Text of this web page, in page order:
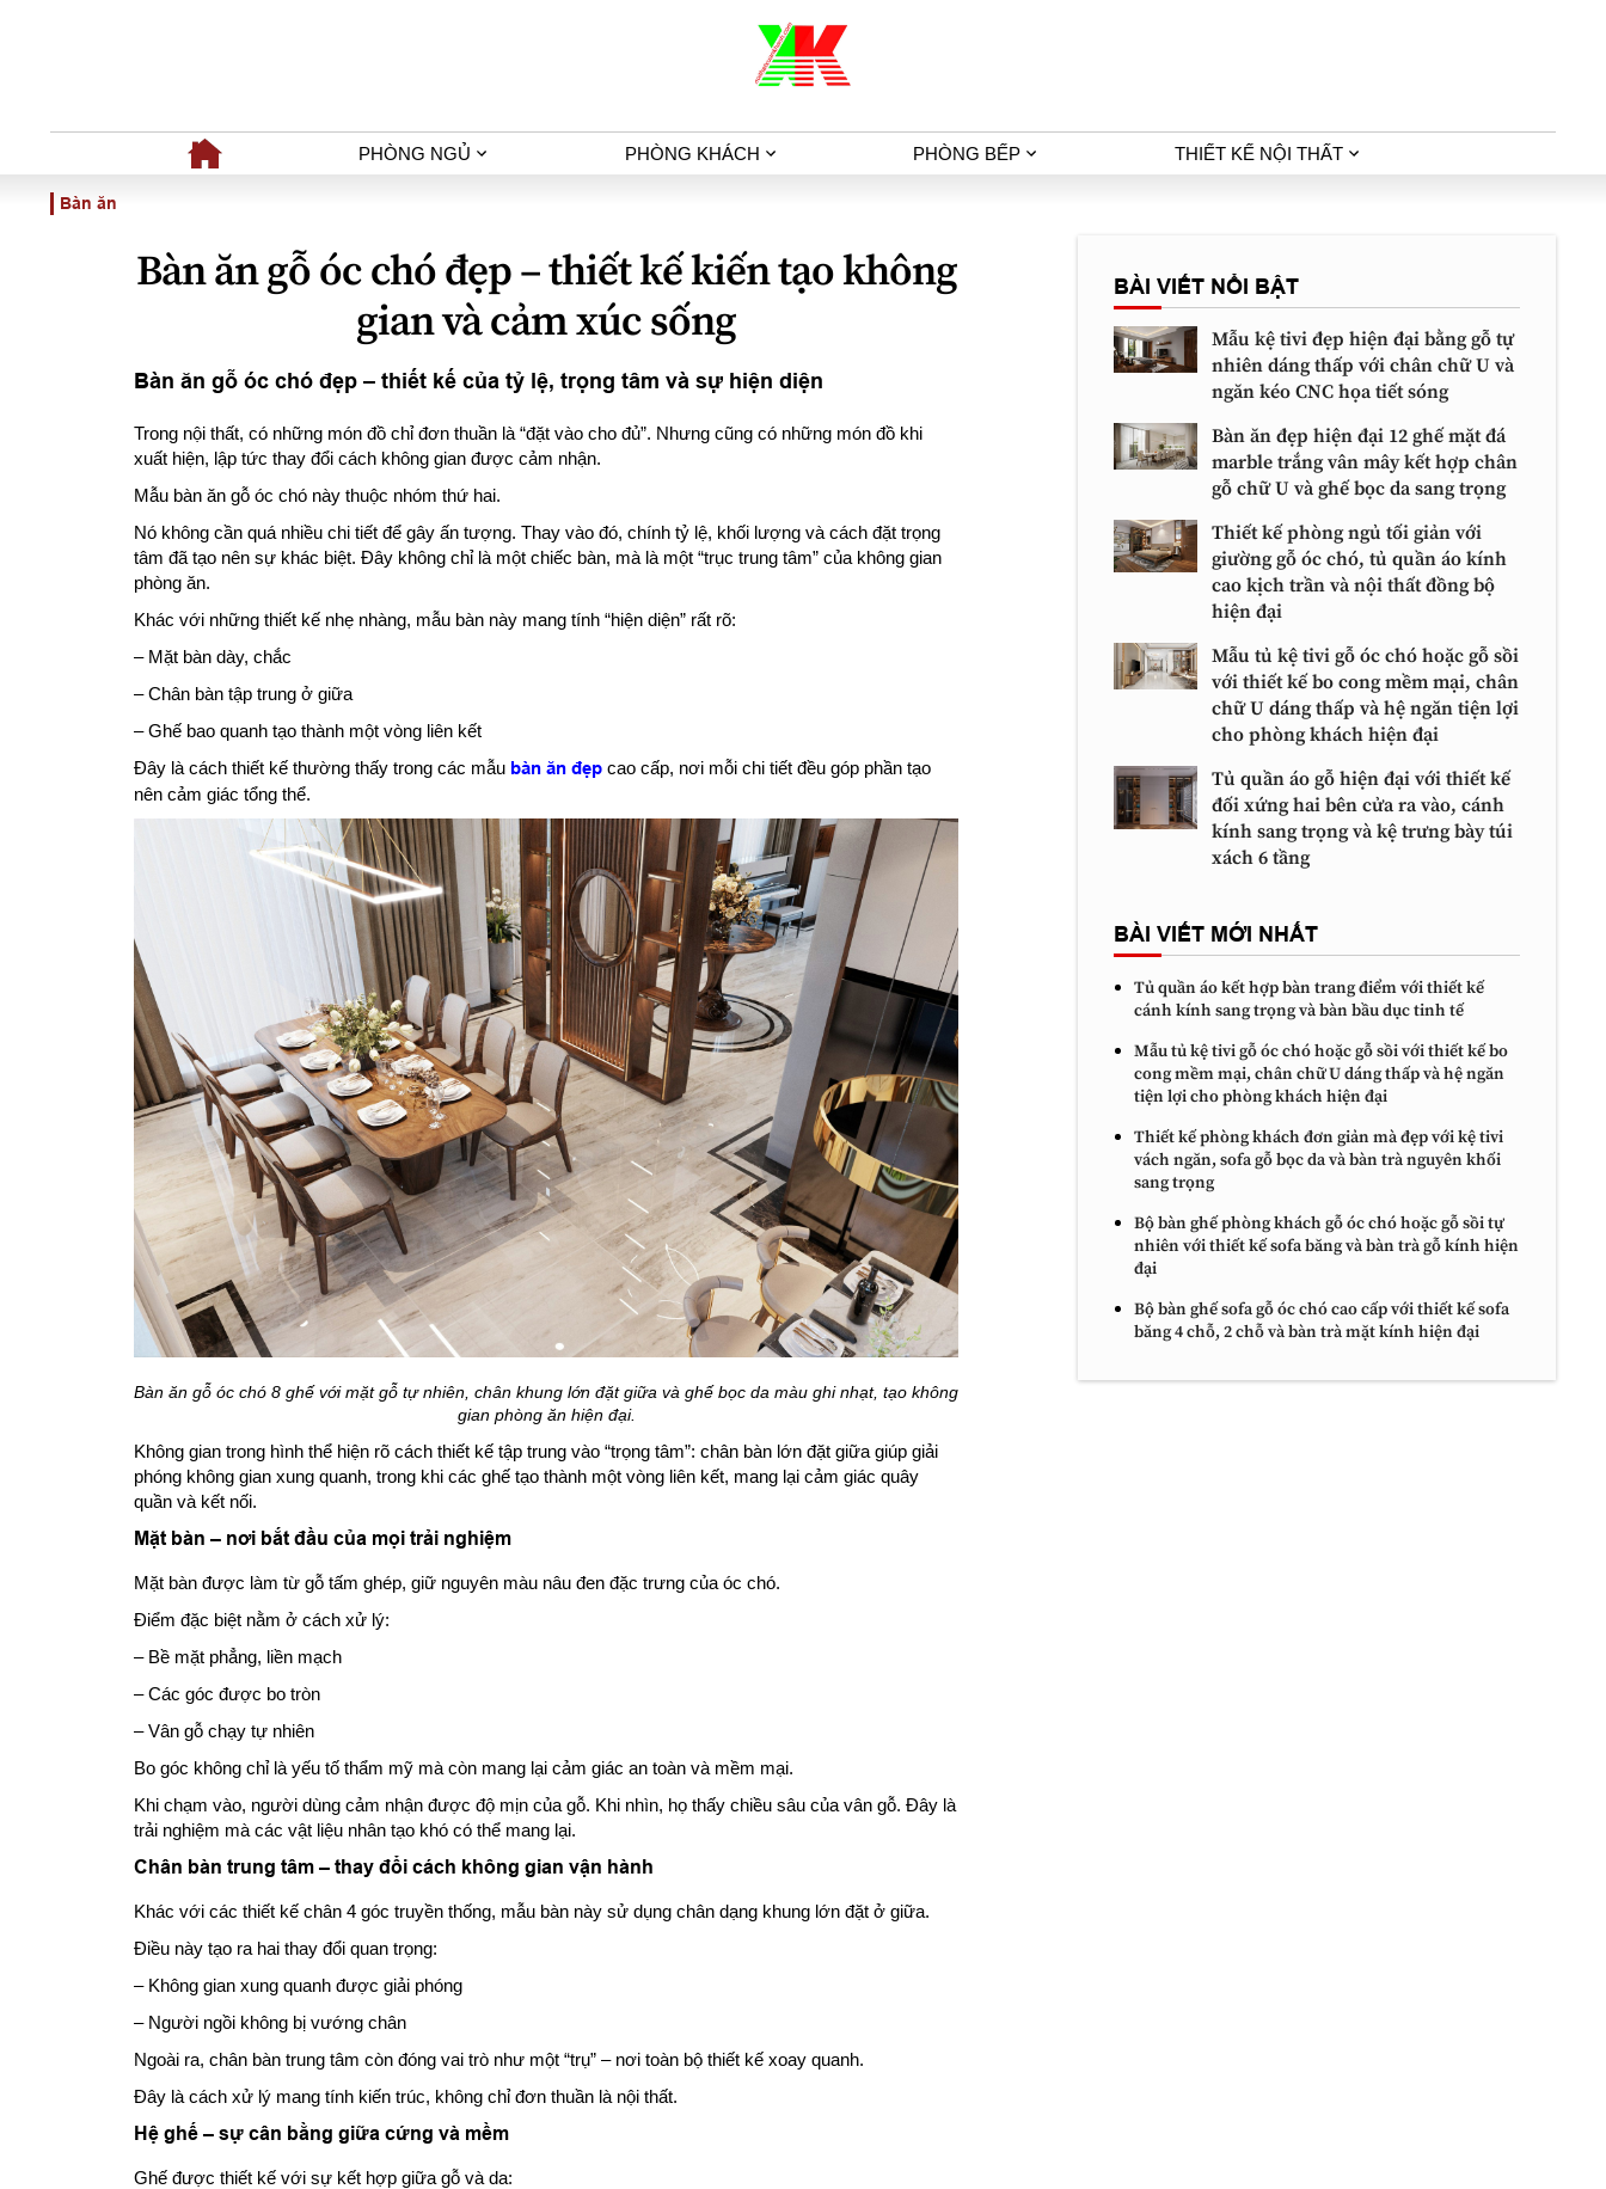
PHÒNG NGỦ PHÒNG KHÁCH PHÒNG BẾP THIẾT KẾ NỘI THẤT
Bàn ăn
Bàn ăn gỗ óc chó đẹp – thiết kế kiến tạo không
gian và cảm xúc sống
Bàn ăn gỗ óc chó đẹp – thiết kế của tỷ lệ, trọng tâm và sự hiện diện
Trong nội thất, có những món đồ chỉ đơn thuần là “đặt vào cho đủ”. Nhưng cũng có những món đồ khi
xuất hiện, lập tức thay đổi cách không gian được cảm nhận.
Mẫu bàn ăn gỗ óc chó này thuộc nhóm thứ hai.
Nó không cần quá nhiều chi tiết để gây ấn tượng. Thay vào đó, chính tỷ lệ, khối lượng và cách đặt trọng
tâm đã tạo nên sự khác biệt. Đây không chỉ là một chiếc bàn, mà là một “trục trung tâm” của không gian
phòng ăn.
Khác với những thiết kế nhẹ nhàng, mẫu bàn này mang tính “hiện diện” rất rõ:
– Mặt bàn dày, chắc
– Chân bàn tập trung ở giữa
– Ghế bao quanh tạo thành một vòng liên kết
Đây là cách thiết kế thường thấy trong các mẫu bàn ăn đẹp cao cấp, nơi mỗi chi tiết đều góp phần tạo
nên cảm giác tổng thể.
Bàn ăn gỗ óc chó 8 ghế với mặt gỗ tự nhiên, chân khung lớn đặt giữa và ghế bọc da màu ghi nhạt, tạo không
gian phòng ăn hiện đại.
Không gian trong hình thể hiện rõ cách thiết kế tập trung vào “trọng tâm”: chân bàn lớn đặt giữa giúp giải
phóng không gian xung quanh, trong khi các ghế tạo thành một vòng liên kết, mang lại cảm giác quây
quần và kết nối.
Mặt bàn – nơi bắt đầu của mọi trải nghiệm
Mặt bàn được làm từ gỗ tấm ghép, giữ nguyên màu nâu đen đặc trưng của óc chó.
Điểm đặc biệt nằm ở cách xử lý:
– Bề mặt phẳng, liền mạch
– Các góc được bo tròn
– Vân gỗ chạy tự nhiên
Bo góc không chỉ là yếu tố thẩm mỹ mà còn mang lại cảm giác an toàn và mềm mại.
Khi chạm vào, người dùng cảm nhận được độ mịn của gỗ. Khi nhìn, họ thấy chiều sâu của vân gỗ. Đây là
trải nghiệm mà các vật liệu nhân tạo khó có thể mang lại.
Chân bàn trung tâm – thay đổi cách không gian vận hành
Khác với các thiết kế chân 4 góc truyền thống, mẫu bàn này sử dụng chân dạng khung lớn đặt ở giữa.
Điều này tạo ra hai thay đổi quan trọng:
– Không gian xung quanh được giải phóng
– Người ngồi không bị vướng chân
Ngoài ra, chân bàn trung tâm còn đóng vai trò như một “trụ” – nơi toàn bộ thiết kế xoay quanh.
Đây là cách xử lý mang tính kiến trúc, không chỉ đơn thuần là nội thất.
Hệ ghế – sự cân bằng giữa cứng và mềm
Ghế được thiết kế với sự kết hợp giữa gỗ và da:
BÀI VIẾT NỔI BẬT
Mẫu kệ tivi đẹp hiện đại bằng gỗ tự
nhiên dáng thấp với chân chữ U và
ngăn kéo CNC họa tiết sóng
Bàn ăn đẹp hiện đại 12 ghế mặt đá
marble trắng vân mây kết hợp chân
gỗ chữ U và ghế bọc da sang trọng
Thiết kế phòng ngủ tối giản với
giường gỗ óc chó, tủ quần áo kính
cao kịch trần và nội thất đồng bộ
hiện đại
Mẫu tủ kệ tivi gỗ óc chó hoặc gỗ sồi
với thiết kế bo cong mềm mại, chân
chữ U dáng thấp và hệ ngăn tiện lợi
cho phòng khách hiện đại
Tủ quần áo gỗ hiện đại với thiết kế
đối xứng hai bên cửa ra vào, cánh
kính sang trọng và kệ trưng bày túi
xách 6 tầng
BÀI VIẾT MỚI NHẤT
Tủ quần áo kết hợp bàn trang điểm với thiết kế
cánh kính sang trọng và bàn bầu dục tinh tế
Mẫu tủ kệ tivi gỗ óc chó hoặc gỗ sồi với thiết kế bo
cong mềm mại, chân chữ U dáng thấp và hệ ngăn
tiện lợi cho phòng khách hiện đại
Thiết kế phòng khách đơn giản mà đẹp với kệ tivi
vách ngăn, sofa gỗ bọc da và bàn trà nguyên khối
sang trọng
Bộ bàn ghế phòng khách gỗ óc chó hoặc gỗ sồi tự
nhiên với thiết kế sofa băng và bàn trà gỗ kính hiện
đại
Bộ bàn ghế sofa gỗ óc chó cao cấp với thiết kế sofa
băng 4 chỗ, 2 chỗ và bàn trà mặt kính hiện đại